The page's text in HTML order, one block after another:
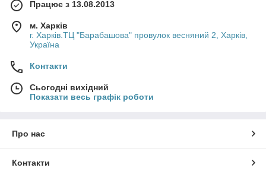
Працює з 13.08.2013
м. Харків
г. Харків.ТЦ "Барабашова" провулок весняний 2, Харків,
Україна
Контакти
Сьогодні вихідний
Показати весь графік роботи
Про нас
Контакти